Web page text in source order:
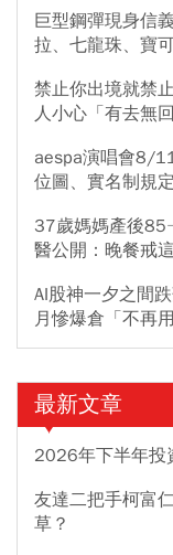
巨型鋼彈現身信
拉、七龍珠、寶
禁止你出境就禁
人小心「有去無
aespa演唱會8/
位圖、實名制規
37歲媽媽產後
醫公開：晚餐戒
AI股神一夕之間
月慘爆倉「不再
最新文章
2026年下半年投
友達二把手柯富
草？